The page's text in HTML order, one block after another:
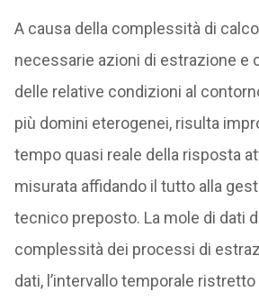
A causa della complessità di
necessarie azioni di estrazione e
delle relative condizioni al
più domini eterogenei, risulta
tempo quasi reale della risposta
misurata affidando il tutto alla
tecnico preposto. La mole di dati
complessità dei processi di
dati, l’intervallo temporale ristretto